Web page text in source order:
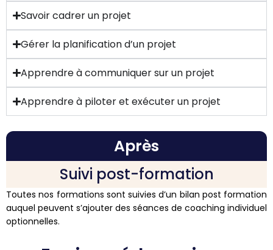
Savoir cadrer un projet
Gérer la planification d’un projet
Apprendre à communiquer sur un projet
Apprendre à piloter et exécuter un projet
Après
Suivi post-formation
Toutes nos formations sont suivies d’un bilan post formation
auquel peuvent s’ajouter des séances de coaching individuel
optionnelles.